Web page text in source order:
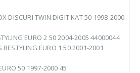
DISCURI TWIN DIGIT KAT 50 1998-2000
EURO 2 50 2004-2005 44000044
RESTYLING EURO 1 50 2001-2001
50 1997-2000 45